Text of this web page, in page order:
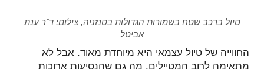
טיול ברכב שטח בשמורות הגדולות בטנזניה, צילום: ד"ר ענת
אביטל
החווייה של טיול עצמאי היא מיוחדת מאוד. אבל לא
מתאימה לרוב המטיילים. מה גם שהנסיעות ארוכות